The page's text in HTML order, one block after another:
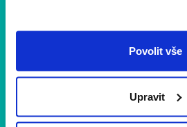
Povolit vše
Upravit
Co vás čeká na 11.
Už se nemůžeme dočkat, až se